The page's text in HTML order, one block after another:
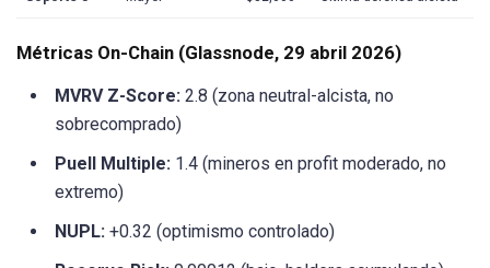
Métricas On-Chain (Glassnode, 29 abril 2026)
MVRV Z-Score: 2.8 (zona neutral-alcista, no
sobrecomprado)
Puell Multiple: 1.4 (mineros en profit moderado, no
extremo)
NUPL: +0.32 (optimismo controlado)